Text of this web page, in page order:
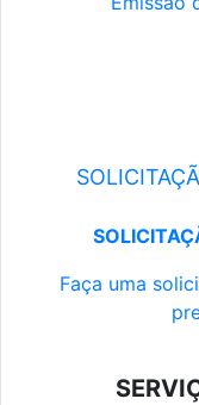
Faça uma